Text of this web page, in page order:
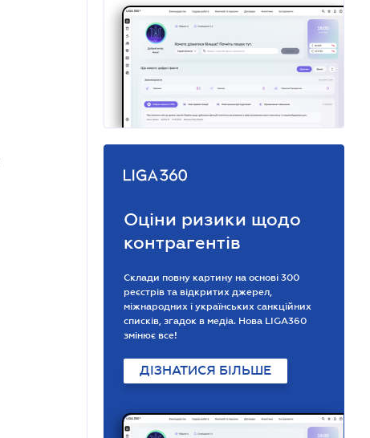
Оціни ризики щодо
контрагентів
Склади повну картину на основі 300
реєстрів та відкритих джерел,
міжнародних і українських санкційних
списків, згадок в медіа. Нова LIGA360
змінює все!
ДІЗНАТИСЯ БІЛЬШЕ